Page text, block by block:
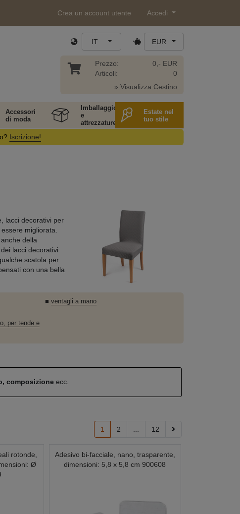
Crea un account utente Accedi
IT EUR
Prezzo:
Articoli:
0,- EUR
0
» Visualizza Cestino
Accessori
di moda
Imballaggio
e
attrezzature
Estate nel
tuo stile
Iscrizione!
lacci decorativi per
migliorata.
della
lacci decorativi
scatola per
con una bella
per tende e
■ventagli a mano
composizioneecc.
1 2 12
rotonde,
Ø
Adesivo bi-facciale, nano, trasparente,
dimensioni: 5,8 x 5,8 cm 900608